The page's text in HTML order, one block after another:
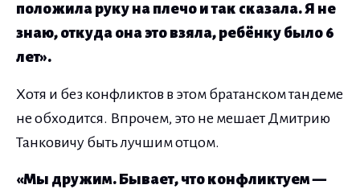
положила руку на плечо и так сказала. Я не
знаю, откуда она это взяла, ребёнку было 6
лет».
Хотя и без конфликтов в этом братанском тандеме
не обходится. Впрочем, это не мешает Дмитрию
Танковичу быть лучшим отцом.
«Мы дружим. Бывает, что конфликтуем —